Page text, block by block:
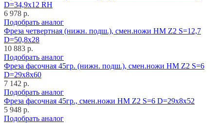
D=34,9x12 RH
6 978 р.
Подобрать аналог
Фреза четвертная (нижн. подш.), смен.ножи HM Z2 S=12,7
D=50,8x28
10 883 р.
Подобрать аналог
Фреза фасочная 45гр. (нижн. подш.), смен.ножи HM Z2 S=6
D=29x8x60
7 142 р.
Подобрать аналог
Фреза фасочная 45гр., смен.ножи HM Z2 S=6 D=29x8x52
5 948 р.
Подобрать аналог